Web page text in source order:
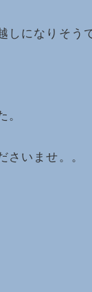
になりそう
。
さいませ。。